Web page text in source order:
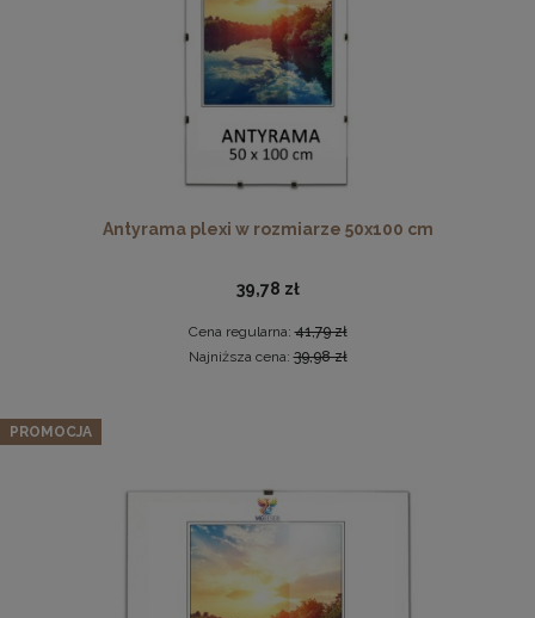
Komplet 5 sztuk zawieszek, krokodylków do ramki
Zestaw 3 szt. ramek na zdjęcia 48 x 68,3 cm białych, z
237,49 zł
Cena regularna:
Najniższa cena:
DO KOSZYKA
Antyrama plexi w rozmiarze 50x100 cm
39,78 zł
Cena regularna:41,79 zł
Najniższa cena:39,98 zł
PROMOCJA